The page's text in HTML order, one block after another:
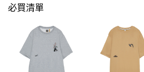
５．嚴禁一人註冊多個帳號或使用他人資訊註冊。
免運費
必買清單